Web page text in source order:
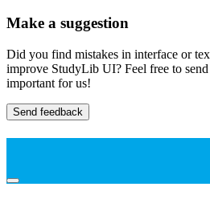
Make a suggestion
Did you find mistakes in interface or
improve StudyLib UI? Feel free to
important for us!
Send feedback